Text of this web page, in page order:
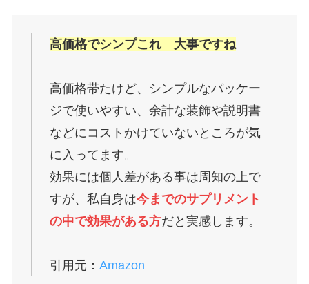
高価格でシンプこれ 大事ですね
高価格帯たけど、シンプルなパッケー
ジで使いやすい、余計な装飾や説明書
などにコストかけていないところが気
に入ってます。
効果には個人差がある事は周知の上で
すが、私自身は今までのサプリメント
の中で効果がある方だと実感します。
引用元： Amazon